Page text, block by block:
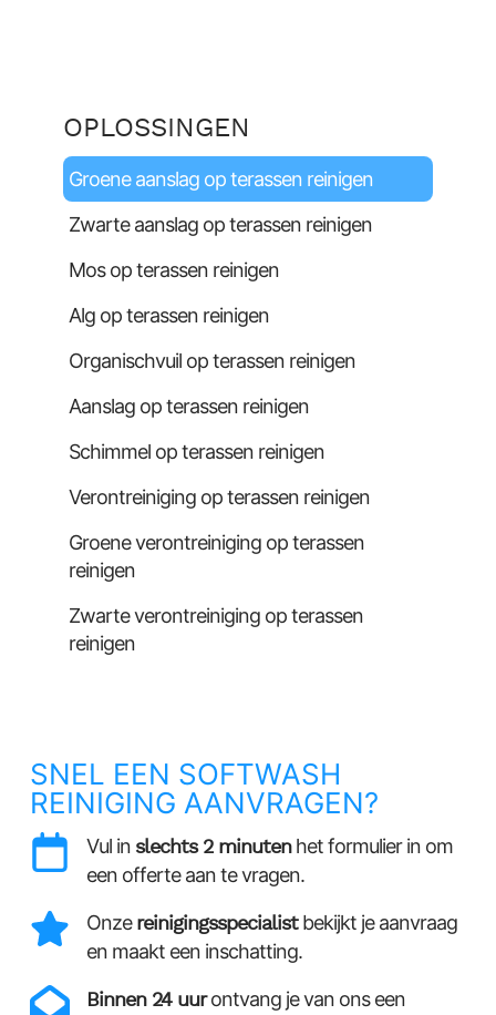
OPLOSSINGEN
Groene aanslag op terassen reinigen
Zwarte aanslag op terassen reinigen
Mos op terassen reinigen
Alg op terassen reinigen
Organischvuil op terassen reinigen
Aanslag op terassen reinigen
Schimmel op terassen reinigen
Verontreiniging op terassen reinigen
Groene verontreiniging op terassen
reinigen
Zwarte verontreiniging op terassen
reinigen
SNEL EEN SOFTWASH
REINIGING AANVRAGEN?
Vul in slechts 2 minutenhet formulier in om
een offerte aan te vragen.
Onzereinigingsspecialistbekijkt je aanvraag
en maakt een inschatting.
Binnen 24 uurontvang je van ons een